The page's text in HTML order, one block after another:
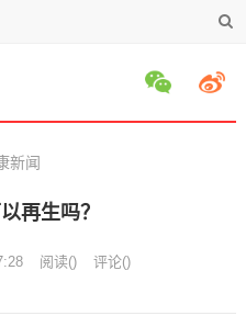
新闻
再生吗？
阅读() 评论()